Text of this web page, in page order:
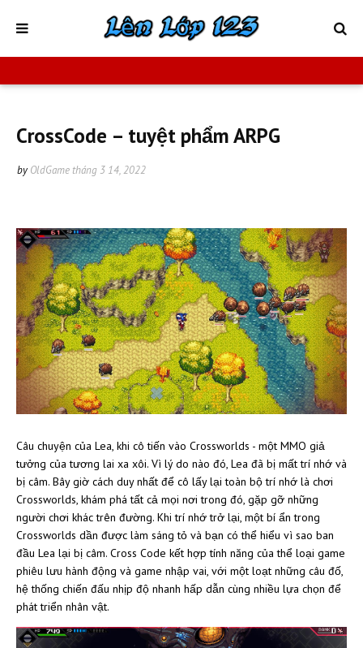
CrossCode – tuyệt phẩm ARPG
by OldGame tháng 3 14, 2022
Câu chuyện của Lea, khi cô tiến vào Crossworlds - một MMO giả
tưởng của tương lai xa xôi. Vì lý do nào đó, Lea đã bị mất trí nhớ và
bị câm. Bây giờ cách duy nhất để cô lấy lại toàn bộ trí nhớ là chơi
Crossworlds, khám phá tất cả mọi nơi trong đó, gặp gỡ những
người chơi khác trên đường. Khi trí nhớ trở lại, một bí ẩn trong
Crossworlds dần được làm sáng tỏ và bạn có thể hiểu vì sao ban
đầu Lea lại bị câm. Cross Code kết hợp tính năng của thể loại game
phiêu lưu hành động và game nhập vai, với một loạt những câu đố,
hệ thống chiến đấu nhịp độ nhanh hấp dẫn cùng nhiều lựa chọn để
phát triển nhân vật.